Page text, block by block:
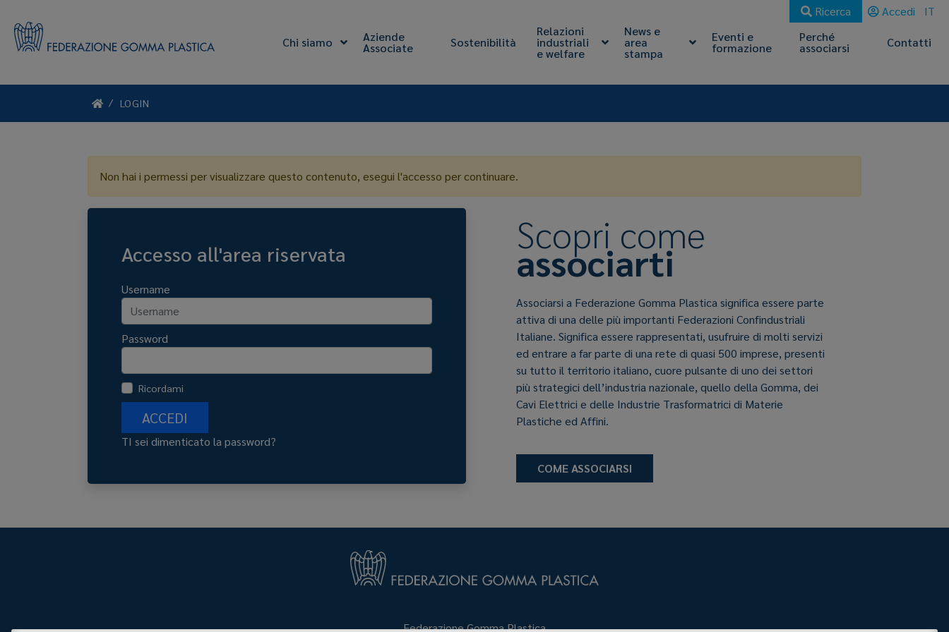
Ricerca Accedi IT
Chi siamo Aziende
Associate Sostenibilità
Relazioni
industriali
e welfare
News e
area
stampa
Eventi e
formazione
Perché
associarsi Contatti
LOGIN
Non hai i permessi per visualizzare questo contenuto, esegui l'accesso per continuare.
Accesso all'area riservata
Username
Password
Ricordami
ACCEDI
TI sei dimenticato la password?
Scopri come
associarti
Associarsi a Federazione Gomma Plastica significa essere parte
attiva di una delle più importanti Federazioni Confindustriali
Italiane. Significa essere rappresentati, usufruire di molti servizi
ed entrare a far parte di una rete di quasi 500 imprese, presenti
su tutto il territorio italiano, cuore pulsante di uno dei settori
più strategici dell’industria nazionale, quello della Gomma, dei
Cavi Elettrici e delle Industrie Trasformatrici di Materie
Plastiche ed Affini.
COME ASSOCIARSI
Federazione Gomma Plastica